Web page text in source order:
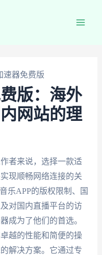
速器免费版
版：海外
网站的理
者来说，选择一款适
现顺畅网络连接的关
乐APP的版权限制、国
对国内直播平台的访
成为了他们的首选。
越的性能和简便的操
解决方案。它通过专